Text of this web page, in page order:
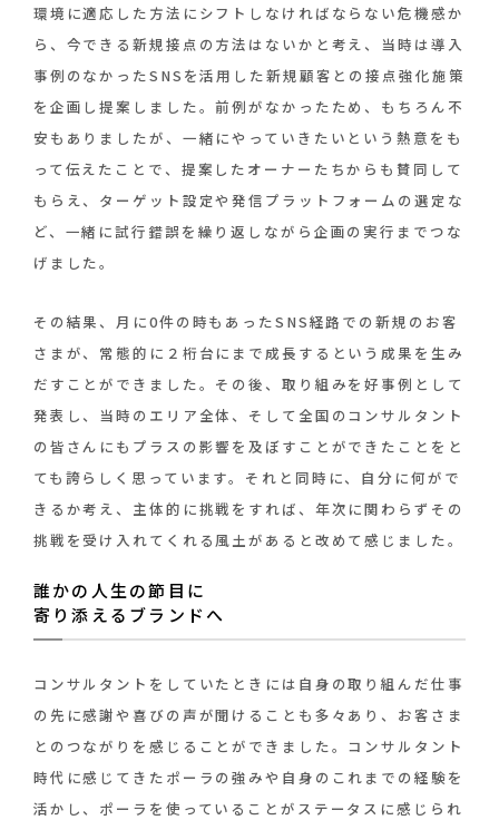
環境に適応した方法にシフトしなければならない危機感か
ら、今できる新規接点の方法はないかと考え、当時は導入
事例のなかったSNSを活用した新規顧客との接点強化施策
を企画し提案しました。前例がなかったため、もちろん不
安もありましたが、一緒にやっていきたいという熱意をも
って伝えたことで、提案したオーナーたちからも賛同して
もらえ、ターゲット設定や発信プラットフォームの選定な
ど、一緒に試行錯誤を繰り返しながら企画の実行までつな
げました。
その結果、月に0件の時もあったSNS経路での新規のお客
さまが、常態的に２桁台にまで成長するという成果を生み
だすことができました。その後、取り組みを好事例として
発表し、当時のエリア全体、そして全国のコンサルタント
の皆さんにもプラスの影響を及ぼすことができたことをと
ても誇らしく思っています。それと同時に、自分に何がで
きるか考え、主体的に挑戦をすれば、年次に関わらずその
挑戦を受け入れてくれる風土があると改めて感じました。
誰かの人生の節目に
寄り添えるブランドへ
コンサルタントをしていたときには自身の取り組んだ仕事
の先に感謝や喜びの声が聞けることも多々あり、お客さま
とのつながりを感じることができました。コンサルタント
時代に感じてきたポーラの強みや自身のこれまでの経験を
活かし、ポーラを使っていることがステータスに感じられ